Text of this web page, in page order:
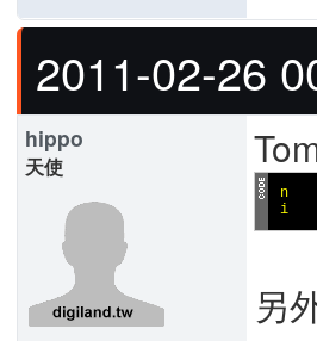
2011-02-26
hippo
天使
n
i    I
另